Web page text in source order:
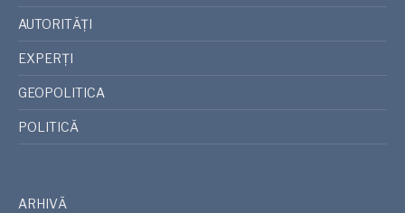
AUTORITĂȚI
EXPERȚI
GEOPOLITICA
POLITICĂ
ARHIVĂ